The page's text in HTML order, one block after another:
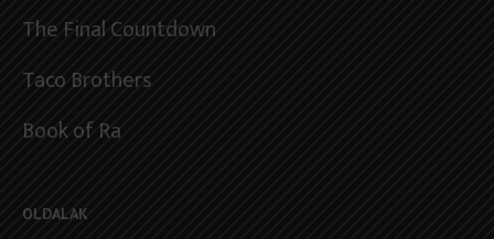
The Final Countdown
Taco Brothers
Book of Ra
OLDALAK